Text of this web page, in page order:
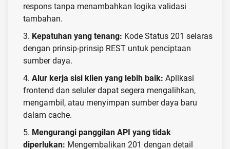
respons tanpa menambahkan logika validasi
tambahan.
Kepatuhan yang tenang: Kode Status 201 selaras
dengan prinsip-prinsip REST untuk penciptaan
sumber daya.
Alur kerja sisi klien yang lebih baik: Aplikasi
frontend dan seluler dapat segera mengalihkan,
mengambil, atau menyimpan sumber daya baru
dalam cache.
Mengurangi panggilan API yang tidak
diperlukan: Mengembalikan 201 dengan detail